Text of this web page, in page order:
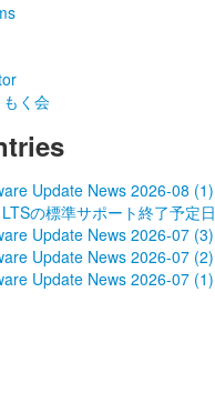
く会
Update News 2026-08 (1)
の標準サポート終了予定日
Update News 2026-07 (3)
Update News 2026-07 (2)
Update News 2026-07 (1)